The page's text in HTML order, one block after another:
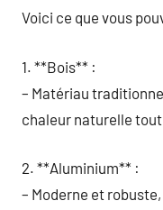
Voici ce que vous
1. **Bois** :
– Matériau
chaleur naturelle
2. **Aluminium** :
– Moderne et